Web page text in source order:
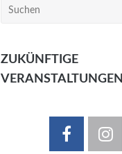
Suchen
ZUKÜNFTIGE
VERANSTALTUNGEN